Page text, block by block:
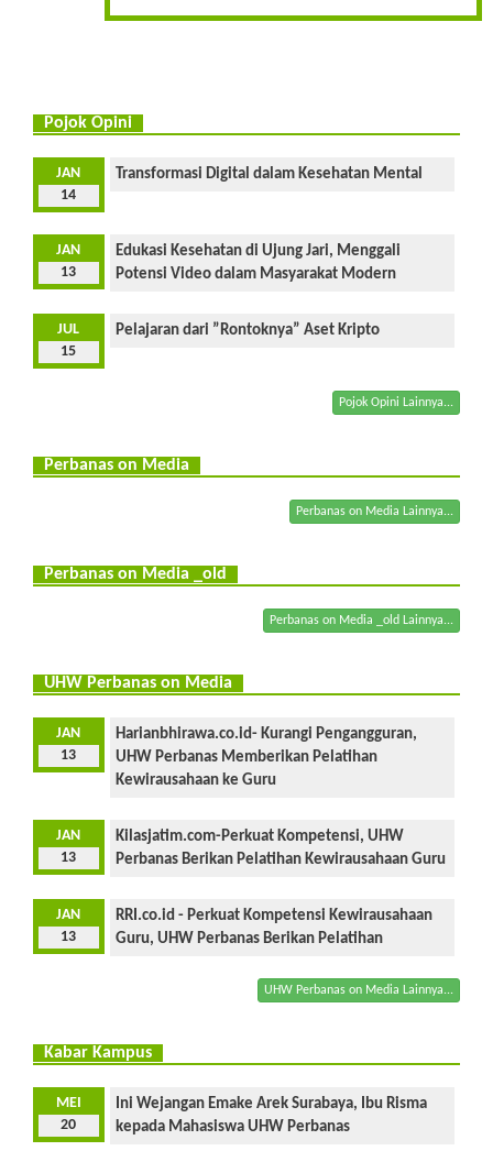
Pojok Opini
JAN
14
Transformasi Digital dalam Kesehatan Mental
JAN
13
Edukasi Kesehatan di Ujung Jari, Menggali
Potensi Video dalam Masyarakat Modern
JUL
15
Pelajaran dari ”Rontoknya” Aset Kripto
Pojok Opini Lainnya...
Perbanas on Media
Perbanas on Media Lainnya...
Perbanas on Media _old
Perbanas on Media _old Lainnya...
UHW Perbanas on Media
JAN
13
Harianbhirawa.co.id- Kurangi Pengangguran,
UHW Perbanas Memberikan Pelatihan
Kewirausahaan ke Guru
JAN
13
Kilasjatim.com-Perkuat Kompetensi, UHW
Perbanas Berikan Pelatihan Kewirausahaan Guru
JAN
13
RRI.co.id - Perkuat Kompetensi Kewirausahaan
Guru, UHW Perbanas Berikan Pelatihan
UHW Perbanas on Media Lainnya...
Kabar Kampus
MEI
20
Ini Wejangan Emake Arek Surabaya, Ibu Risma
kepada Mahasiswa UHW Perbanas